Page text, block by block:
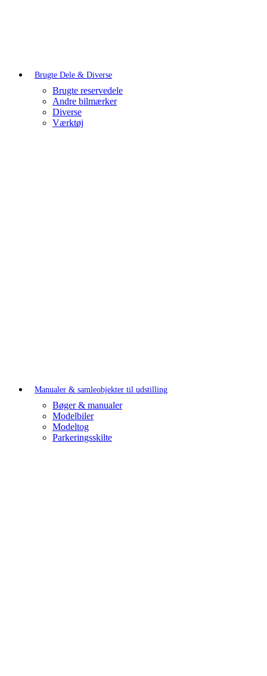
Brugte Dele & Diverse
Brugte reservedele
Andre bilmærker
Diverse
Værktøj
Manualer & samleobjekter til udstilling
Bøger & manualer
Modelbiler
Modeltog
Parkeringsskilte